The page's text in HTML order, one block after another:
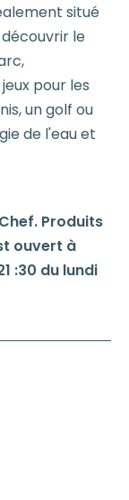
situé
le
pour les
un golf ou
de l'eau et
Produits
ouvert à
:30 du lundi